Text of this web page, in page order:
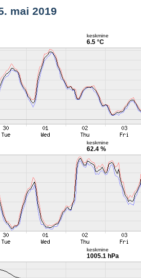
mai 2019
keskmine
6.5 °C
keskmine
62.4 %
keskmine
1005.1 hPa